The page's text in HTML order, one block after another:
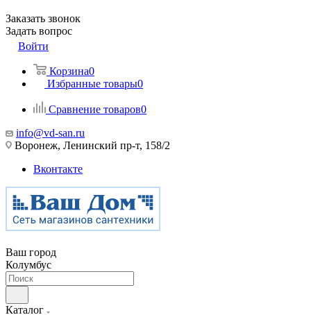
Заказать звонок
Задать вопрос
Войти
Корзина0
Избранные товары0
Сравнение товаров0
info@vd-san.ru
Воронеж, Ленинский пр-т, 158/2
Вконтакте
Ваш город
Колумбус
Каталог